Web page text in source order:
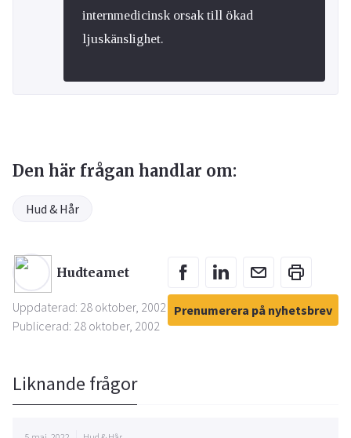
internmedicinsk orsak till ökad
ljuskänslighet.
Den här frågan handlar om:
Hud & Hår
Hudteamet
Uppdaterad: 28 oktober, 2002
Publicerad: 28 oktober, 2002
Prenumerera på nyhetsbrev
Liknande frågor